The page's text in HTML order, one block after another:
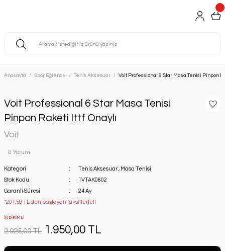
Anasayfa Spor Eğlence Tenis Aksesuar Voit Professional 6 Star Masa Tenisi Pinpon
Voit Professional 6 Star Masa Tenisi
Pinpon Raketi Ittf Onaylı
Voit
0 Yorum
Kategori Tenis Aksesuar , Masa Tenisi
Stok Kodu
1VTAK0602
Garanti Süresi
24 Ay
*201,50 TL den başlayan taksitlerle!!
İNDİRİMLİ
2.925,00 TL 1.950,00 TL